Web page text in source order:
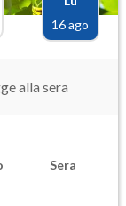
16 ago
alla sera
Sera